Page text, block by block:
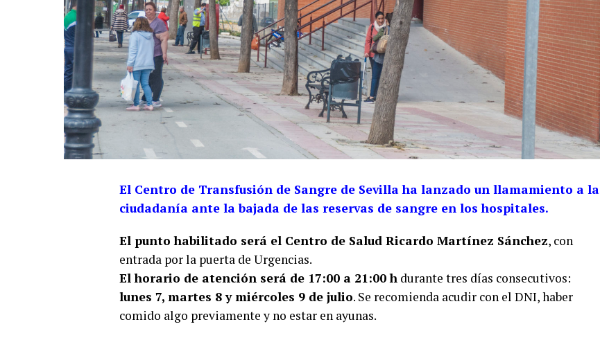
El Centro de Transfusión de Sangre de Sevilla ha lanzado un llamamiento a la
ciudadanía ante la bajada de las reservas de sangre en los hospitales.
El punto habilitado será el Centro de Salud Ricardo Martínez Sánchez, con
entrada por la puerta de Urgencias.
El horario de atención será de 17:00 a 21:00 h durante tres días consecutivos:
lunes 7, martes 8 y miércoles 9 de julio. Se recomienda acudir con el DNI, haber
comido algo previamente y no estar en ayunas.